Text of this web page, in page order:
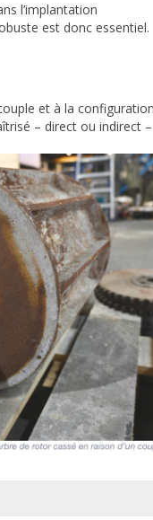
l’implantation
est donc essentiel.
et à la
– direct ou indirect